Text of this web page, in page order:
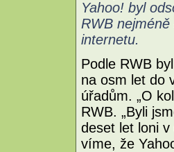
Yahoo! byl
RWB
internetu.
Podle RWB
na osm let do
úřadům. „O
RWB. „Byli
deset let loni
víme, že